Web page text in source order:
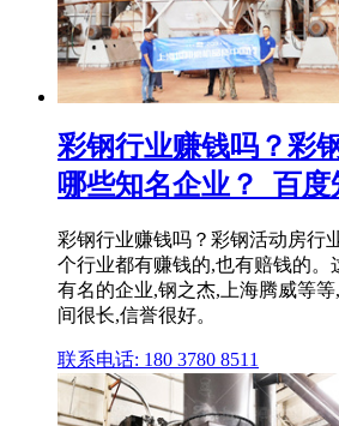
彩钢行业赚钱吗？彩
哪些知名企业？_百度
彩钢行业赚钱吗？彩钢活动房行
个行业都有赚钱的,也有赔钱的。
有名的企业,钢之杰,上海腾威等
间很长,信誉很好。
联系电话: 180 3780 8511